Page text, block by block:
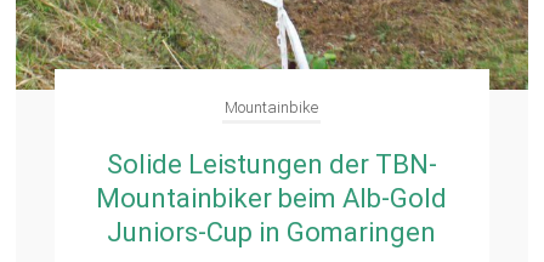
Mountainbike
Solide Leistungen der TBN-
Mountainbiker beim Alb-Gold
Juniors-Cup in Gomaringen